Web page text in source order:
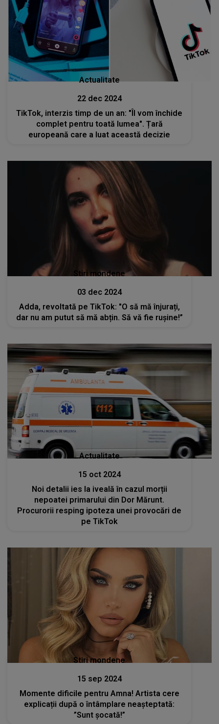
Actualitate
22 dec 2024
TikTok, interzis timp de un an: "Îl vom închide
complet pentru toată lumea". Țară
europeană care a luat această decizie
Stiri mondene
03 dec 2024
Adda, revoltată pe TikTok: "O să mă înjurați,
dar nu am putut să mă abțin. Să vă fie rușine!”
Actualitate
15 oct 2024
Noi detalii ies la iveală în cazul morții
nepoatei primarului din Dor Mărunt.
Procurorii resping ipoteza unei provocări de
pe TikTok
Stiri mondene
15 sep 2024
Momente dificile pentru Amna! Artista cere
explicații după o întâmplare neașteptată:
”Sunt șocată!”